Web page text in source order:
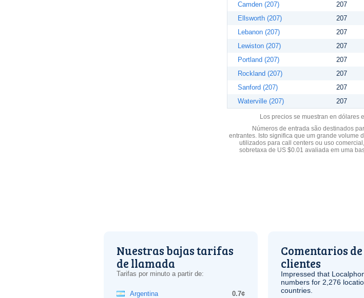
Camden (207)
207
Ellsworth (207)
207
Lebanon (207)
207
Lewiston (207)
207
Portland (207)
207
Rockland (207)
207
Sanford (207)
207
Waterville (207)
207
Los precios se muestran en dólares
Números de entrada são destinados
entrantes. Isto significa que um grande volume
utilizados para call centers ou uso
sobretaxa de US $0.01 avaliada em uma
Nuestras bajas tarifas
de llamada
Tarifas por minuto a partir de:
Argentina
0.7¢
Comentarios
clientes
Impressed that
numbers for 2,276
countries.